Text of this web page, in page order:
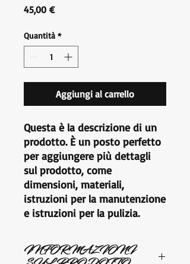
45,00 €Prezzo
Quantità *
Aggiungi al carrello
Questa è la descrizione di un
prodotto. È un posto perfetto
per aggiungere più dettagli
sul prodotto, come
dimensioni, materiali,
istruzioni per la manutenzione
e istruzioni per la pulizia.
INFORMAZIONI